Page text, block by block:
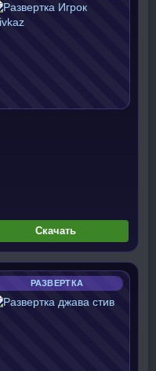
Скачать
РАЗВЕРТКА